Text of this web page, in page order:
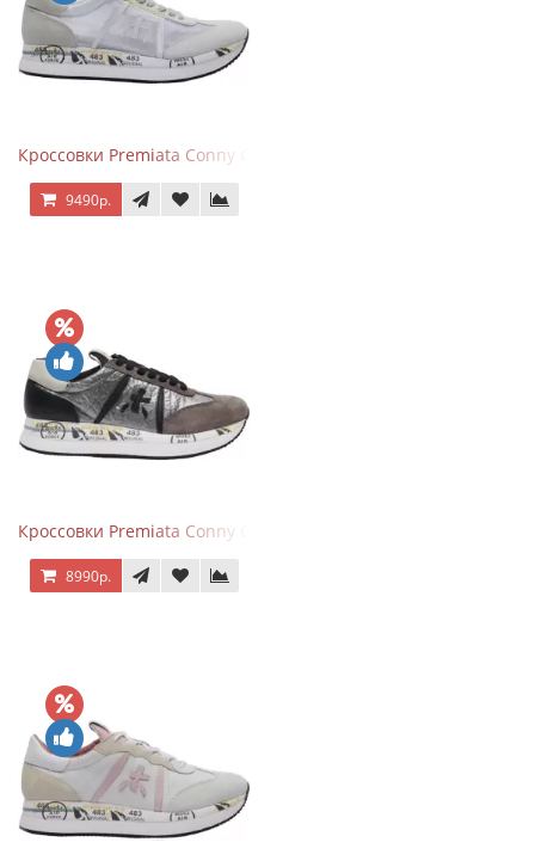
Кроссовки Premiata Conny Combi Grey
9490р.
Кроссовки Premiata Conny Gray Brown
8990р.